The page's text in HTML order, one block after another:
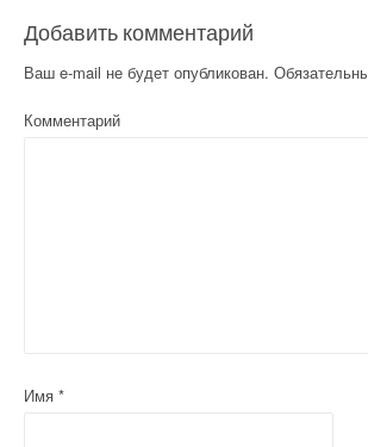
Добавить комментарий
Ваш e-mail не будет опубликован.
Комментарий
Имя *